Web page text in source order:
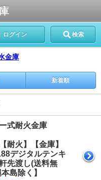
ログイン 検索
金庫
新着順
式耐火金庫
耐火】【金庫】
デジタルテンキ
先渡し(送料無
島除く】